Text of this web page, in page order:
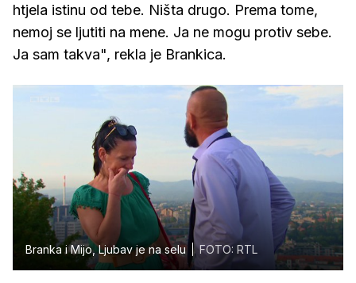
htjela istinu od tebe. Ništa drugo. Prema tome,
nemoj se ljutiti na mene. Ja ne mogu protiv sebe.
Ja sam takva", rekla je Brankica.
Branka i Mijo, Ljubav je na selu FOTO: RTL